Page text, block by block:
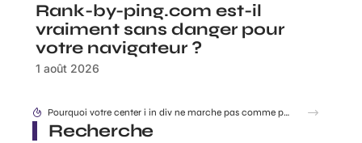
Rank-by-ping.com est-il
vraiment sans danger pour
votre navigateur ?
1 août 2026
Pourquoi votre center i in div ne marche pas comme prévu ?
Recherche